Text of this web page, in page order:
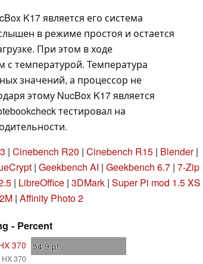
K17 является его система
в режиме простоя и остается
При этом в ходе
с температурой. Температура
значений, а процессор не
этому NucBox K17 является
тестировал на
| Cinebench R20 | Cinebench R15| Blender|
| Geekbench AI | Geekbench 6.7| 7-Zip
| LibreOffice | 3DMark | Super Pi mod 1.5 XS
| Affinity Photo 2
- Percent
370
HX 370
54.9 pt